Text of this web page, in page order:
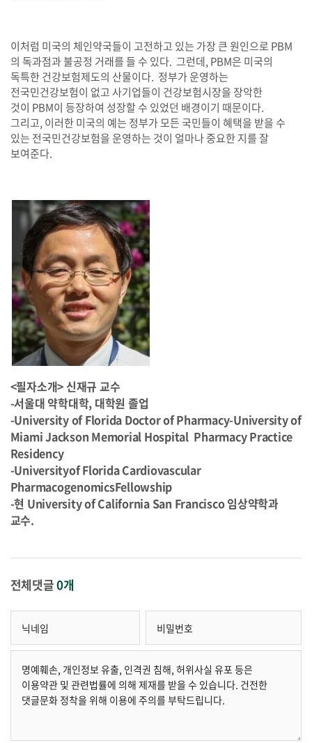
이처럼 미국의 체인약국들이 고전하고 있는 가장 큰 원인으로 PBM
의 독과점과 불공정 거래를 들 수 있다. 그런데, PBM은 미국의
독특한 건강보험제도의 산물이다. 정부가 운영하는
전국민건강보험이 없고 사기업들이 건강보험시장을 장악한
것이 PBM이 등장하여 성장할 수 있었던 배경이기 때문이다.
그리고, 이러한 미국의 예는 정부가 모든 국민들이 혜택을 받을 수
있는 전국민건강보험을 운영하는 것이 얼마나 중요한 지를 잘
보여준다.
<필자소개> 신재규 교수
-서울대 약학대학, 대학원 졸업
-University of Florida Doctor of Pharmacy-University of
Miami Jackson Memorial Hospital Pharmacy Practice
Residency
-Universityof Florida Cardiovascular
PharmacogenomicsFellowship
-현 University of California San Francisco 임상약학과
교수.
전체댓글0개